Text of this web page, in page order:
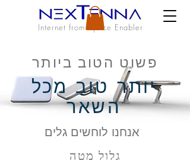
Internet from Space Enabler
פשוט הטוב ביותר
יותר טוב מכל
השאר
גלול מטה